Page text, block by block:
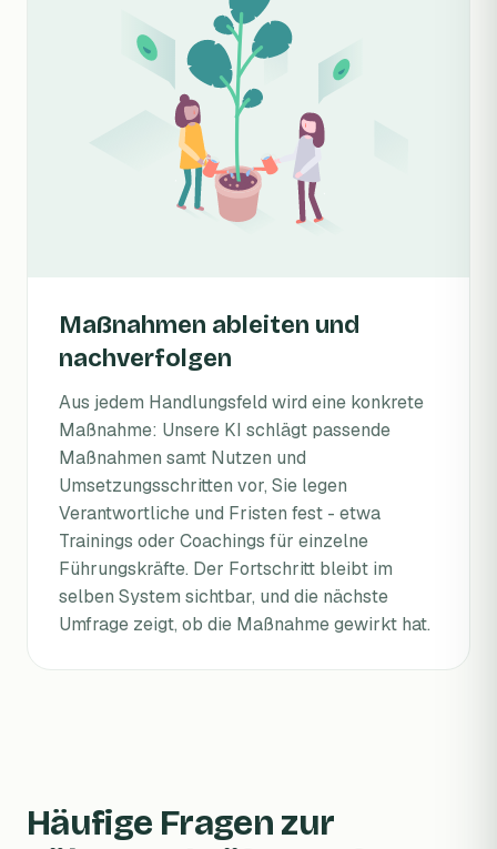
Maßnahmen ableiten und
nachverfolgen
Aus jedem Handlungsfeld wird eine konkrete
Maßnahme: Unsere KI schlägt passende
Maßnahmen samt Nutzen und
Umsetzungsschritten vor, Sie legen
Verantwortliche und Fristen fest - etwa
Trainings oder Coachings für einzelne
Führungskräfte. Der Fortschritt bleibt im
selben System sichtbar, und die nächste
Umfrage zeigt, ob die Maßnahme gewirkt hat.
Häufige Fragen zur